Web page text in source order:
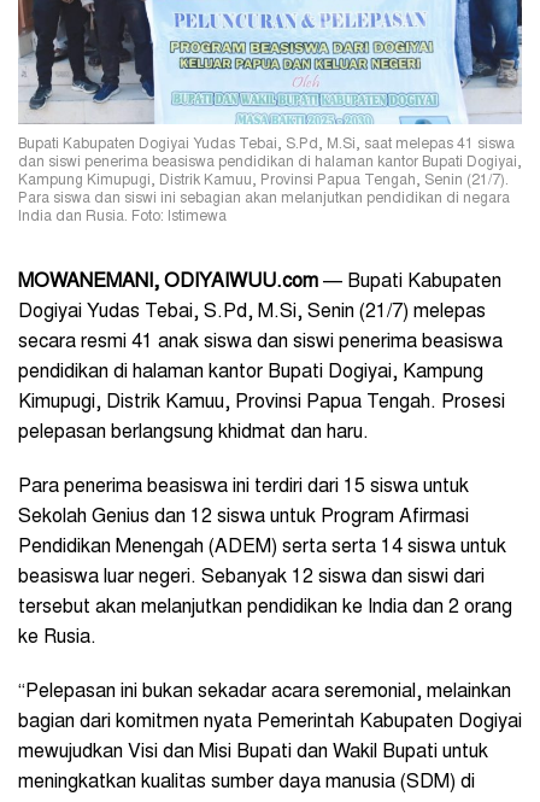
Bupati Kabupaten Dogiyai Yudas Tebai, S.Pd, M.Si, saat melepas 41 siswa
dan siswi penerima beasiswa pendidikan di halaman kantor Bupati Dogiyai,
Kampung Kimupugi, Distrik Kamuu, Provinsi Papua Tengah, Senin (21/7).
Para siswa dan siswi ini sebagian akan melanjutkan pendidikan di negara
India dan Rusia. Foto: Istimewa
MOWANEMANI, ODIYAIWUU.com — Bupati Kabupaten
Dogiyai Yudas Tebai, S.Pd, M.Si, Senin (21/7) melepas
secara resmi 41 anak siswa dan siswi penerima beasiswa
pendidikan di halaman kantor Bupati Dogiyai, Kampung
Kimupugi, Distrik Kamuu, Provinsi Papua Tengah. Prosesi
pelepasan berlangsung khidmat dan haru.
Para penerima beasiswa ini terdiri dari 15 siswa untuk
Sekolah Genius dan 12 siswa untuk Program Afirmasi
Pendidikan Menengah (ADEM) serta serta 14 siswa untuk
beasiswa luar negeri. Sebanyak 12 siswa dan siswi dari
tersebut akan melanjutkan pendidikan ke India dan 2 orang
ke Rusia.
“Pelepasan ini bukan sekadar acara seremonial, melainkan
bagian dari komitmen nyata Pemerintah Kabupaten Dogiyai
mewujudkan Visi dan Misi Bupati dan Wakil Bupati untuk
meningkatkan kualitas sumber daya manusia (SDM) di